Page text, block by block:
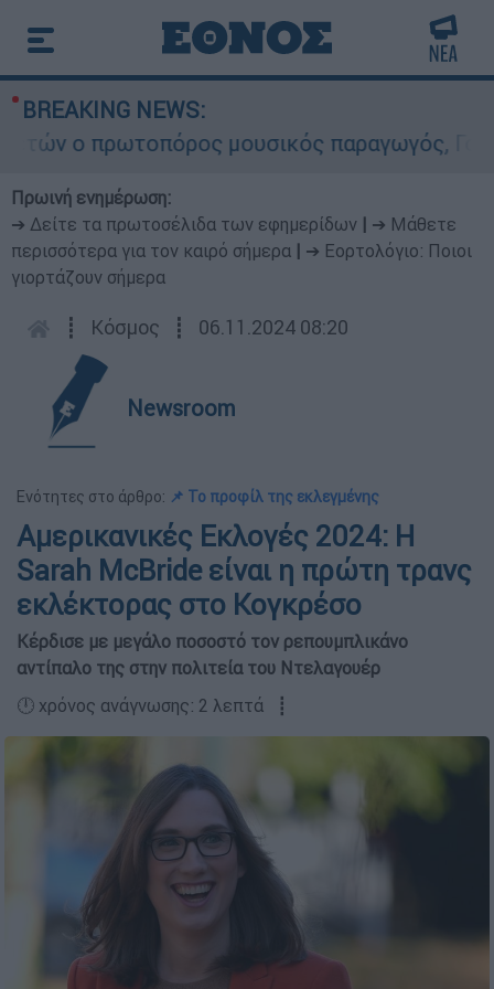
BREAKING NEWS:
ο πρωτοπόρος μουσικός παραγωγός,
Πρωινή ενημέρωση:
➔ Δείτε τα πρωτοσέλιδα των εφημερίδων
➔ Μάθετε
περισσότερα για τον καιρό σήμερα
➔ Εορτολόγιο: Ποιοι
γιορτάζουν σήμερα
┋ Κόσμος ┋ 06.11.2024 08:20
Newsroom
Ενότητες στο άρθρο: 📌 Το προφίλ της εκλεγμένης
Αμερικανικές Εκλογές 2024: Η
Sarah McBride είναι η πρώτη τρανς
εκλέκτορας στο Κογκρέσο
Κέρδισε με μεγάλο ποσοστό τον ρεπουμπλικάνο
αντίπαλο της στην πολιτεία του Ντελαγουέρ
🕛 χρόνος ανάγνωσης: 2 λεπτά ┋